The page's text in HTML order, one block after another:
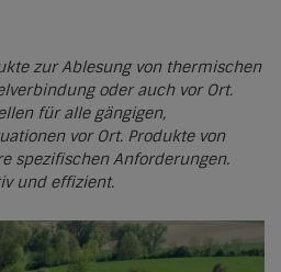
Abwärme
neue Heizung
zur Ablesung von thermischen
oder auch vor Ort.
für alle gängigen,
vor Ort. Produkte von
spezifischen Anforderungen.
und effizient.